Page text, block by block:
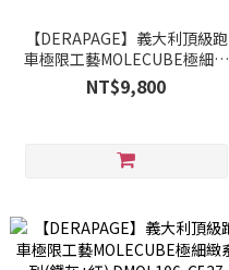
【DERAPAGE】義大利頂級跑
車極限工藝MOLECUBE極細緻
系列(黑+黃) DMOL106-C539
NT$9,800